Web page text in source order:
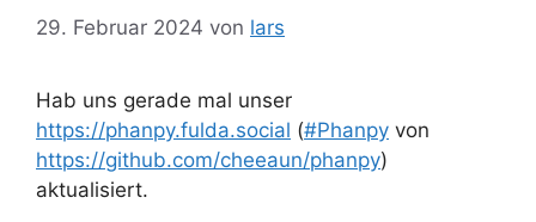
29. Februar 2024 von lars
Hab uns gerade mal unser
https://phanpy.fulda.social (#Phanpy von
https://github.com/cheeaun/phanpy)
aktualisiert.